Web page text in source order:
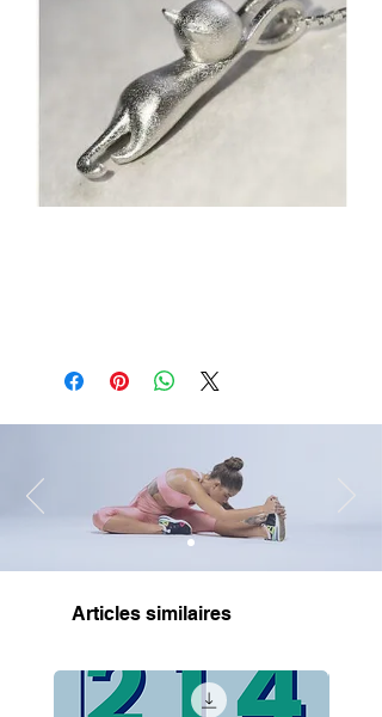
Articles similaires